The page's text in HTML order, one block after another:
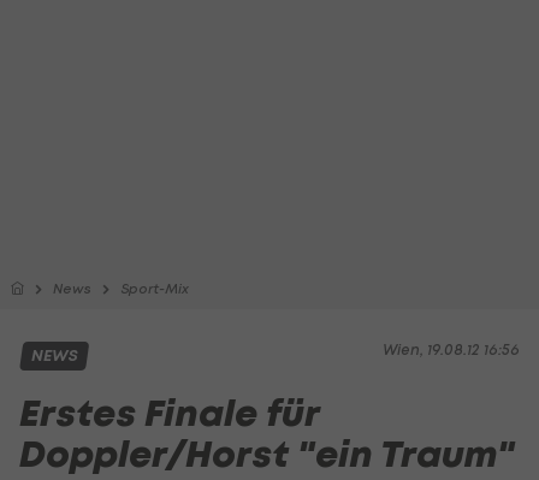
News Sport-Mix
Wien, 19.08.12 16:56
NEWS
Erstes Finale für
Doppler/Horst "ein Traum"